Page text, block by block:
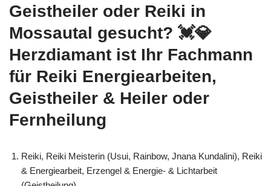
Geistheiler oder Reiki in
Mossautal gesucht? 💓️💎
Herzdiamant ist Ihr Fachmann
für Reiki Energiearbeiten,
Geistheiler & Heiler oder
Fernheilung
Reiki, Reiki Meisterin (Usui, Rainbow, Jnana Kundalini), Reiki
& Energiearbeit, Erzengel & Energie- & Lichtarbeit